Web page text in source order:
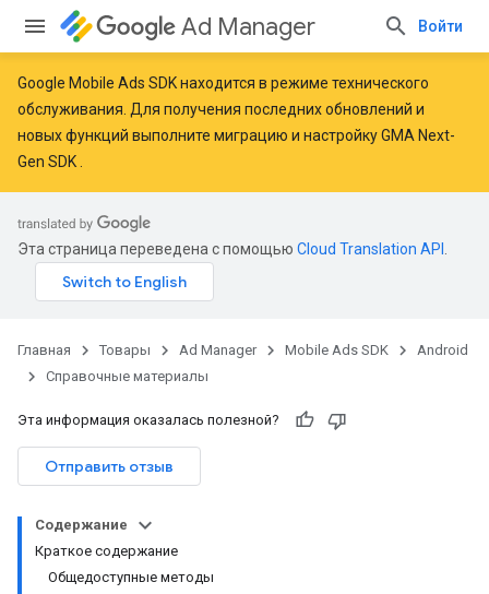
Ad Manager Войти
Google Mobile Ads SDK находится в режиме технического
обслуживания. Для получения последних обновлений и
новых функций выполните миграцию и настройку GMA Next-
Gen SDK
Эта страница переведена с помощью Cloud Translation API
Главная Товары Ad Manager Mobile Ads SDK
Android
Справочные материалы
Эта информация оказалась полезной?
Отправить отзыв
Содержание
Краткое содержание
Общедоступные методы